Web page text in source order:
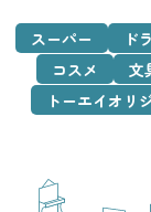
スーパー ド
コスメ
文
トーエイオリ